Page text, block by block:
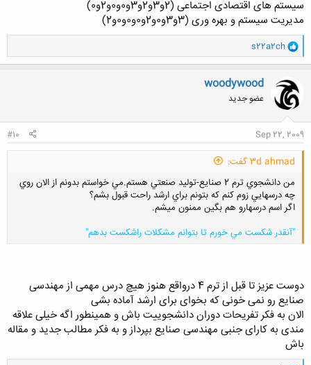
سیستم های اقتصادی اجتماعی (2و3و2و3و0و0و2و0)
مدیریت سیستم و بهره وری (3و3و0و2و0و0و0و2)
و
ا
ک
ن
ش
ه
ا
s22a2ch
woodywood
عضو جدید
Sep 22, 2009
#10
3d ahmad گفت:
من دانشجوي ترم 2 صنايع-توليد صنعتي هستم.مي خواستم بدونم از الان روي
چه درسهايي زوم كنم كه بتونم براي ارشد راحت قبول بشم؟
اگر اسم درسهارو هم بگين ممنون ميشم.
"آنقدر شكست مي خورم تا بتوانم مشكلات راشكست بدهم"
دوست عزیز تا قبل از ترم 4 درواقع هنوز هیچ درس مهمی از مهندسی
صنایع رو نمی خونی که بخوای برای ارشد آماده بشی
الان به فکر تفریحات دوران دانشجوییت باش و همینطور اگه خیلی علاقه
مندی به کارای جنبی مهندسی صنایع بپرداز و به فکر مطالب جدید و مقاله
باش